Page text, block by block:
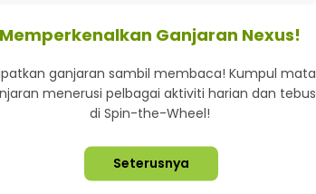
sukar untuk mencari satu jalan
berkenaan selepas isu penamatkan
perhatian ramai.
Tyzo
Tyzo
Memperkenalkan Ganjaran Nexus!
ganjaran sambil membaca! Kumpul mata
menerusi pelbagai aktiviti harian dan tebus
di Spin-the-Wheel!
Seterusnya